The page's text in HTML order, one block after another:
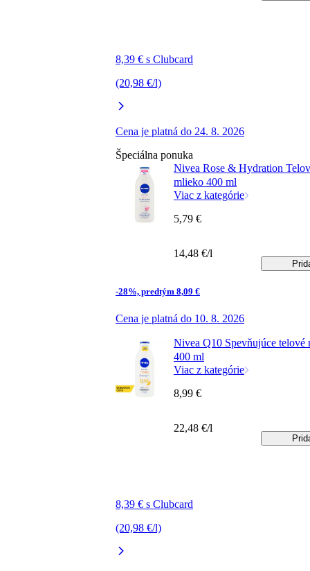
8,39 € s Clubcard
(20,98 €/l)
Cena je platná do 24. 8. 2026
Špeciálna ponuka
Nivea Rose & Hydration
mlieko 400 ml
Viac z kategórie
-28%, predtým 8,09 €
Cena je platná do 10. 8. 2026
5,79 €
14,48 €/l
Nivea Q10 Spevňujúce telové
400 ml
Viac z kategórie
8,39 € s Clubcard
(20,98 €/l)
8,99 €
22,48 €/l